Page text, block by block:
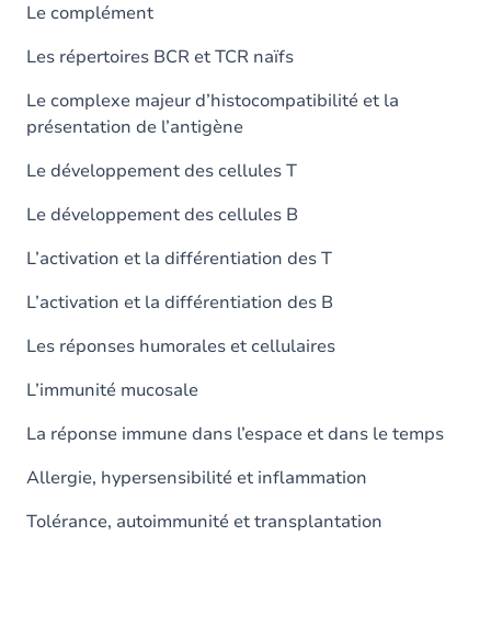
Le complément
Les répertoires BCR et TCR naïfs
Le complexe majeur d’histocompatibilité et la
présentation de l’antigène
Le développement des cellules T
Le développement des cellules B
L’activation et la différentiation des T
L’activation et la différentiation des B
Les réponses humorales et cellulaires
L’immunité mucosale
La réponse immune dans l’espace et dans le temps
Allergie, hypersensibilité et inflammation
Tolérance, autoimmunité et transplantation